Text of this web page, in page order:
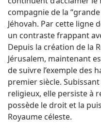
compagnie de la
Jéhovah. Par cette ligne
un contraste frappant
Depuis la création de la
Jérusalem, maintenant
de suivre l’exemple des
premier siècle.
religieux, elle persiste à
possède le droit et la
Royaume céleste.